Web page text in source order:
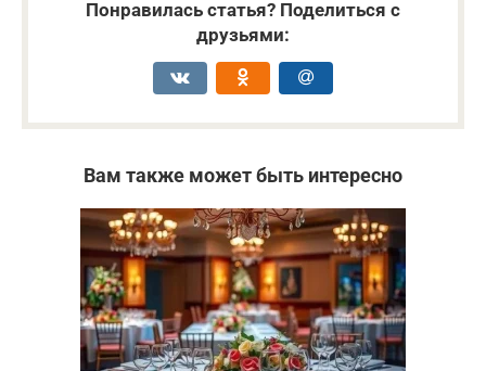
Понравилась статья? Поделиться с
друзьями:
Вам также может быть интересно